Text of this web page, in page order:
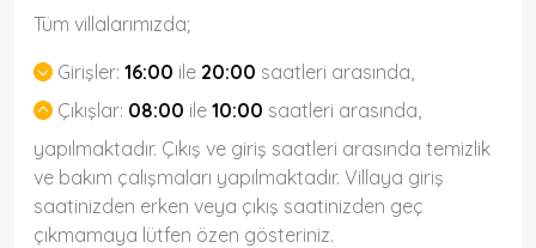
Tüm villalarımızda;
Girişler: 16:00 ile 20:00 saatleri arasında,
Çıkışlar: 08:00 ile 10:00 saatleri arasında,
yapılmaktadır. Çıkış ve giriş saatleri arasında temizlik
ve bakım çalışmaları yapılmaktadır. Villaya giriş
saatinizden erken veya çıkış saatinizden geç
çıkmamaya lütfen özen gösteriniz.